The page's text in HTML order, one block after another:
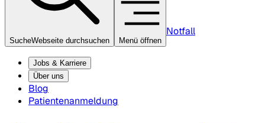
SucheWebseite durchsuchen Menü öffnen
Notfall
Jobs & Karriere
Über uns
Blog
Patientenanmeldung